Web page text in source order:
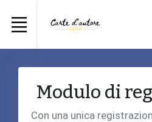
Modulo di
Con una unica